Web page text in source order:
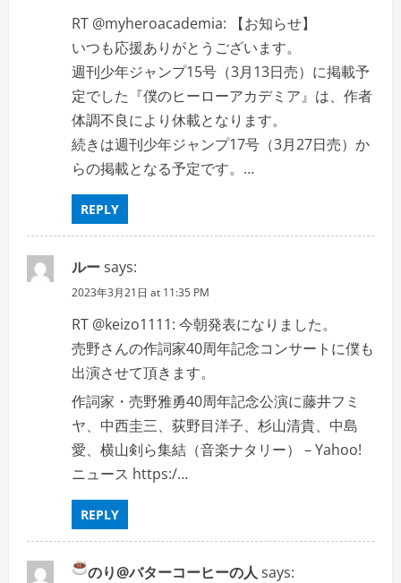
RT @myheroacademia: 【お知らせ】
いつも応援ありがとうございます。
週刊少年ジャンプ15号（3月13日売）に掲載予
定でした『僕のヒーローアカデミア』は、作者
体調不良により休載となります。
続きは週刊少年ジャンプ17号（3月27日売）か
らの掲載となる予定です。…
REPLY
ルーsays:
2023年3月21日 at 11:35 PM
RT @keizo1111: 今朝発表になりました。
売野さんの作詞家40周年記念コンサートに僕も
出演させて頂きます。
作詞家・売野雅勇40周年記念公演に藤井フミ
ヤ、中西圭三、荻野目洋子、杉山清貴、中島
愛、横山剣ら集結（音楽ナタリー） – Yahoo!
ニュース https:/…
REPLY
のり@バターコーヒーの人 says: